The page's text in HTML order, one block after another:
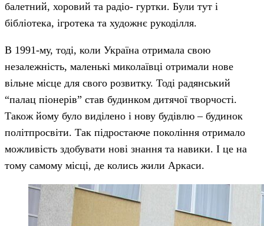
балетний, хоровий та радіо- гуртки. Були тут і
бібліотека, ігротека та художнє рукоділля.
В 1991-му, тоді, коли Україна отримала свою
незалежність, маленькі миколаївці отримали нове
вільне місце для свого розвитку. Тоді радянський
“палац піонерів” став будинком дитячої творчості.
Також йому було виділено і нову будівлю – будинок
політпросвіти. Так підростаюче покоління отримало
можливість здобувати нові знання та навики. І це на
тому самому місці, де колись жили Аркаси.